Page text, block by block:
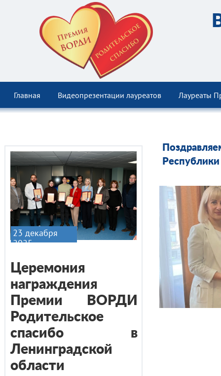
Главная Видеопрезентации лауреатов Лауреаты
Республики
Церемония
награждения
Премии ВОРДИ
Родительское
спасибо в
Ленинградской
области
23 декабря
2025